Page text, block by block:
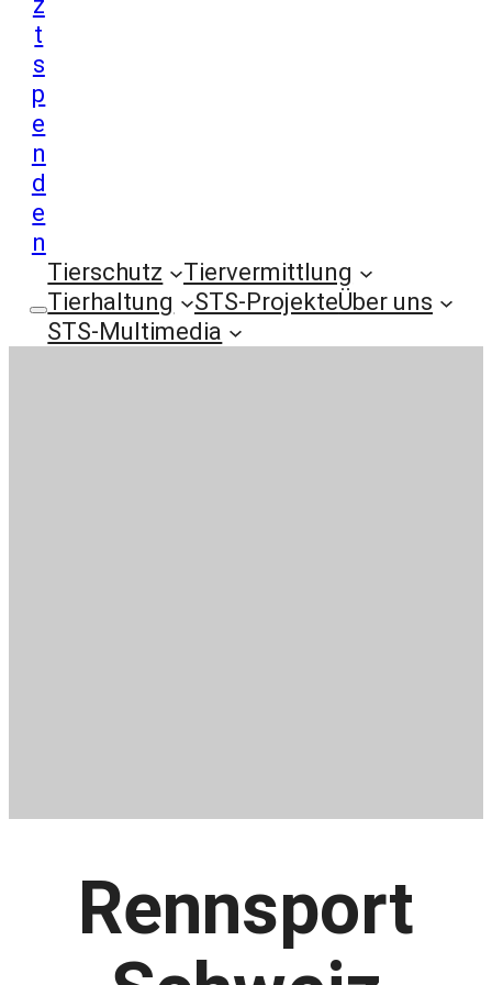
t
s
p
e
n
d
e
n
Tierschutz
Tiervermittlung
Tierhaltung
STS-ProjekteÜber uns
STS-Multimedia
Rennsport